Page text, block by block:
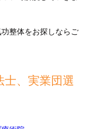
整体をお探しならご
士、実業団選